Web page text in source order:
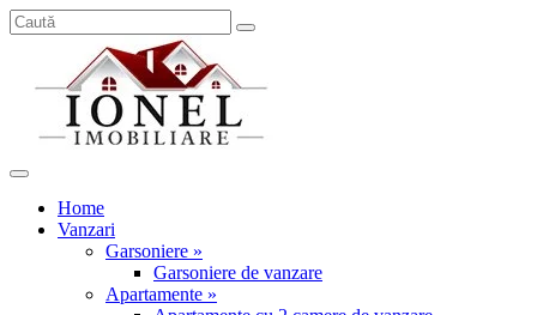
Home
Vanzari
Garsoniere »
Garsoniere de vanzare
Apartamente »